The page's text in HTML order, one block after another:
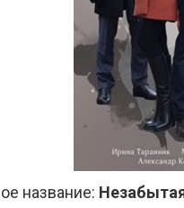
название: